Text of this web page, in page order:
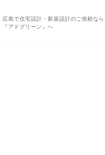
広島で住宅設計・新築設計のご依頼なら
『アドグリーン』へ